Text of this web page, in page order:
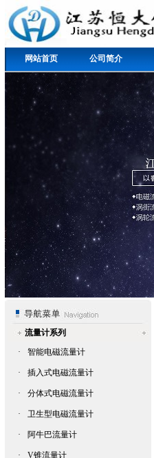
网站首页 公司简介
流量计系列
·
智能电磁流量计
· 插入式电磁流量计
· 分体式电磁流量计
· 卫生型电磁流量计
· 阿牛巴流量计
· V锥流量计